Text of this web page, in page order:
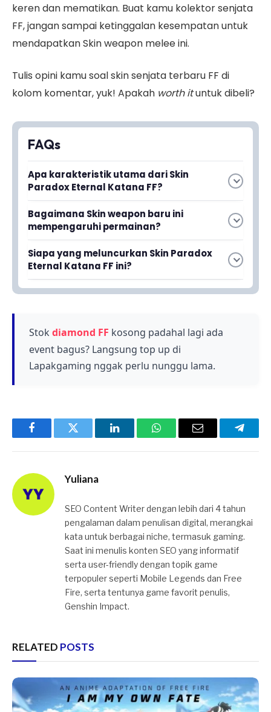
keren dan mematikan. Buat kamu kolektor senjata
FF, jangan sampai ketinggalan kesempatan untuk
mendapatkan Skin weapon melee ini.
Tulis opini kamu soal skin senjata terbaru FF di
kolom komentar, yuk! Apakah worth ituntuk dibeli?
FAQs
Apa karakteristik utama dari Skin
Paradox Eternal Katana FF?
Skin Paradox Eternal Katana FF memiliki
tampilan yang keren, elegan, sekaligus
menyeramkan. Desainnya dirancang untuk
memberikan kesan visual yang menakutkan
namun tetap bergaya bagi para pemain.
Bagaimana Skin weapon baru ini
mempengaruhi permainan?
Menggunakan Skin senjata berkualitas tinggi
seperti ini akan membuat gamers semakin
percaya diri saat melawan musuh di
battleground. Penampilan yang menarik dapat
Siapa yang meluncurkan Skin Paradox
Eternal Katana FF ini?
Garena adalah developer yang meluncurkan
yang menarik bagi para gamer sejati di Free
Fire.
Stok diamond FF kosong padahal lagi ada
event bagus? Langsung top up di
Lapakgaming nggak perlu nunggu lama.
FacebookTwitter LinkedInWhatsAppEmail
Yuliana
SEO Content Writer dengan lebih dari 4 tahun
pengalaman dalam penulisan digital, merangkai
kata untuk berbagai niche, termasuk gaming.
Saat ini menulis konten SEO yang informatif
serta user-friendly dengan topik game
terpopuler seperti Mobile Legends dan Free
Fire, serta tentunya game favorit penulis,
Genshin Impact.
RELATED POSTS